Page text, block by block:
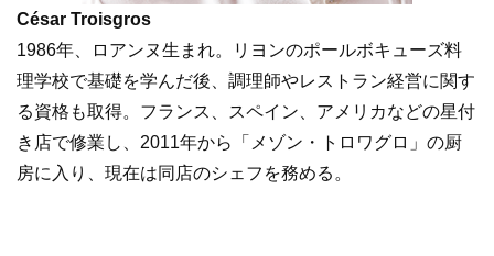
César Troisgros
1986年、ロアンヌ生まれ。リヨンのポールボキューズ料
理学校で基礎を学んだ後、調理師やレストラン経営に関す
る資格も取得。フランス、スペイン、アメリカなどの星付
き店で修業し、2011年から「メゾン・トロワグロ」の厨
房に入り、現在は同店のシェフを務める。